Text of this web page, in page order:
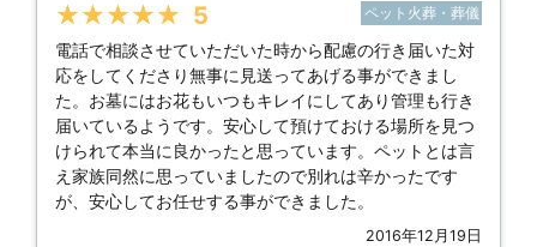
★★★★★ 5 ペット火葬・葬儀
電話で相談させていただいた時から配慮の行き届いた対
応をしてくださり無事に見送ってあげる事ができまし
た。お墓にはお花もいつもキレイにしてあり管理も行き
届いているようです。安心して預けておける場所を見つ
けられて本当に良かったと思っています。ペットとは言
え家族同然に思っていましたので別れは辛かったです
が、安心してお任せする事ができました。
2016年12月19日